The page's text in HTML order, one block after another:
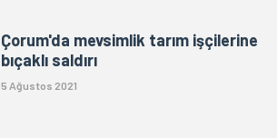
Çorum'da mevsimlik tarım işçilerine
bıçaklı saldırı
5 Ağustos 2021